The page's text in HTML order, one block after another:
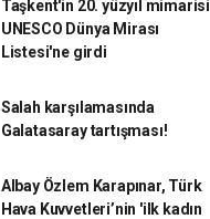
Taşkent'in 20. yüzyıl mimarisi
UNESCO Dünya Mirası
Listesi'ne girdi
Salah karşılamasında
Galatasaray tartışması!
Albay Özlem Karapınar, Türk
Hava Kuvvetleri’nin 'ilk kadın